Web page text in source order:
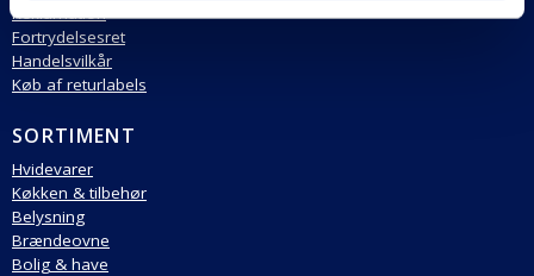
Reklamation
Fortrydelsesret
Handelsvilkår
Køb af returlabels
SORTIMENT
Hvidevarer
Køkken & tilbehør
Belysning
Brændeovne
Bolig & have